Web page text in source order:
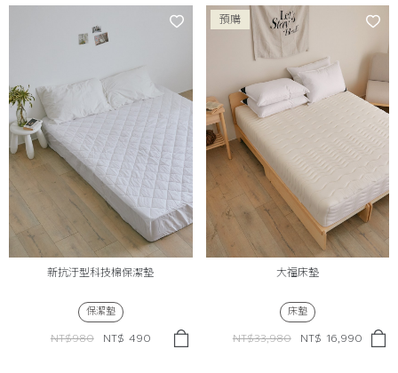
新抗汙型科技棉保潔墊
保潔墊
NT$980 NT$ 490
預購
大福床墊
床墊
NT$33,980 NT$ 16,990